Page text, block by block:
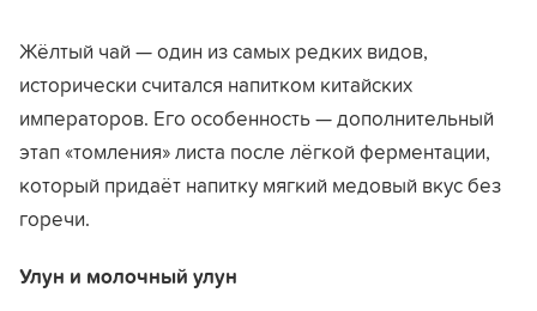
Жёлтый чай — один из самых редких видов,
исторически считался напитком китайских
императоров. Его особенность — дополнительный
этап «томления» листа после лёгкой ферментации,
который придаёт напитку мягкий медовый вкус без
горечи.
Улун и молочный улун